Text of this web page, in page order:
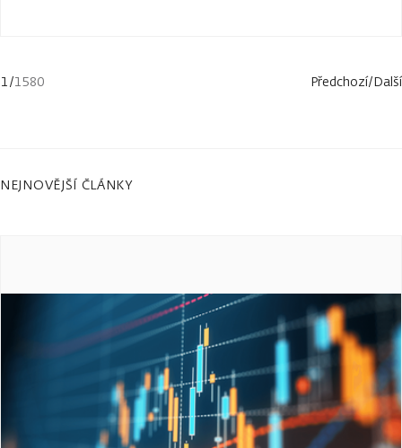
1/1580 Předchozí/Další
NEJNOVĚJŠÍ ČLÁNKY